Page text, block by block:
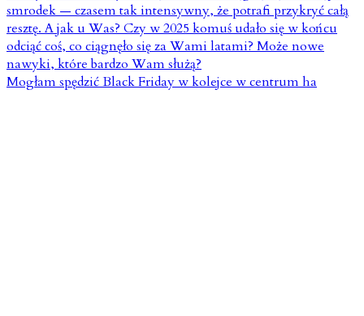
Mogłam spędzić Black Friday w kolejce w centrum ha